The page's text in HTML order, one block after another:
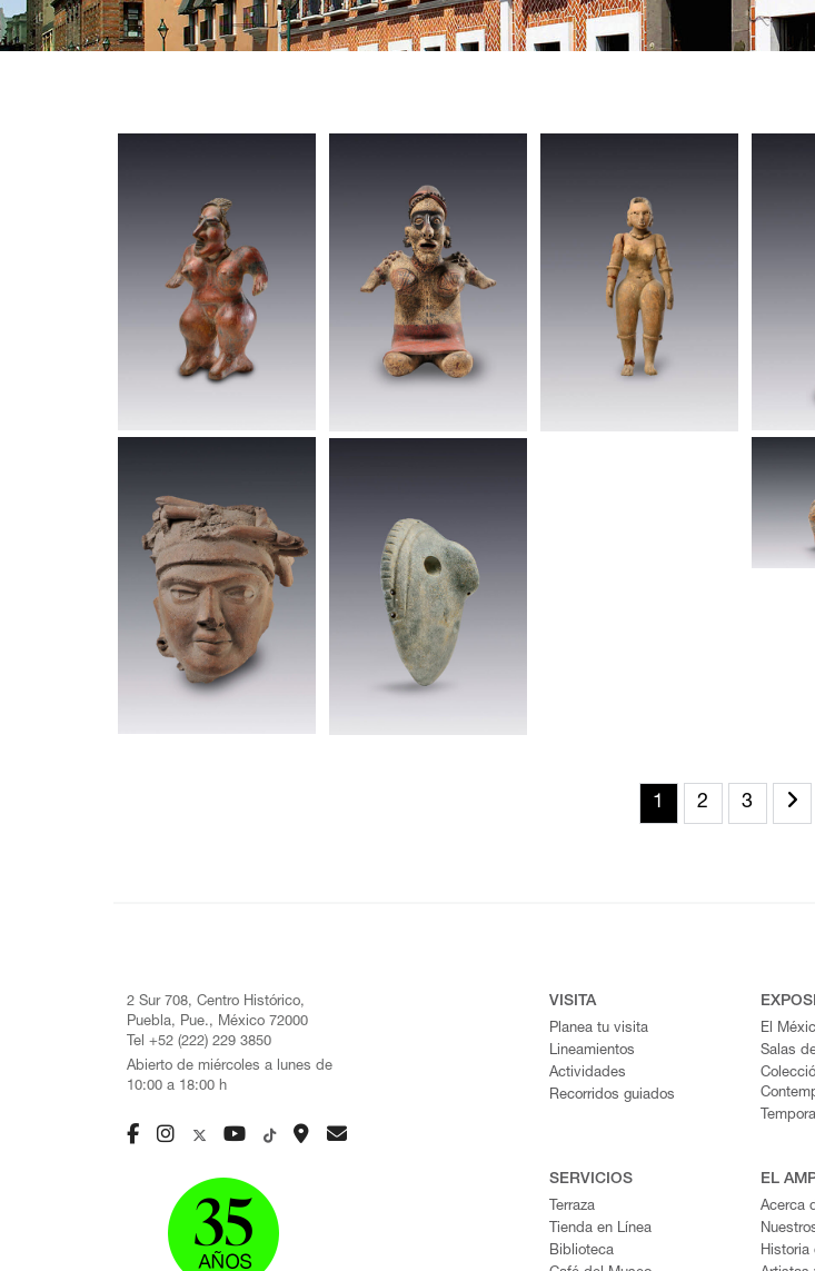
1 2 3
2 Sur 708, Centro Histórico,
Puebla, Pue., México 72000
Tel +52 (222) 229 3850
Abierto de miércoles a lunes de
10:00 a 18:00 h
VISITA
Planea tu visita
Lineamientos
Actividades
Recorridos guiados
El
Salas
SERVICIOS
Terraza
Tienda en Línea
Biblioteca
EL
Acerca
Historia